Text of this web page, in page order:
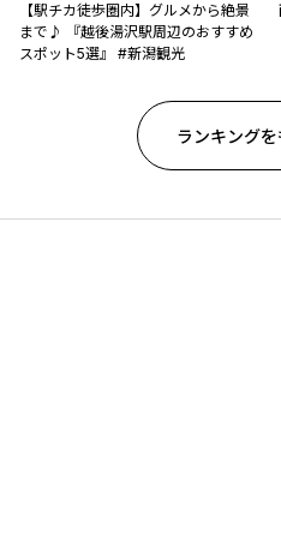
【駅チカ徒歩圏内】グルメから絶景
まで♪ 『越後湯沢駅周辺のおすすめ
スポット5選』 #新潟観光
ランキング